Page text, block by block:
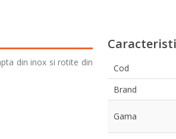
din inox si rotite din
Cod
Brand
Gama